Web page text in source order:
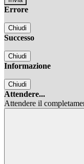
Errore
Chiudi
Successo
Chiudi
Informazione
Chiudi
Attendere...
Attendere il